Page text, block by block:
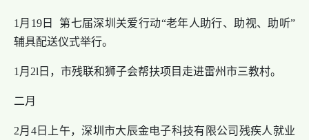
1月19日 第七届深圳关爱行动“老年人助行、助视、助听”
辅具配送仪式举行。
1月2l日，市残联和狮子会帮扶项目走进雷州市三教村。
二月
2月4日上午，深圳市大辰金电子科技有限公司残疾人就业